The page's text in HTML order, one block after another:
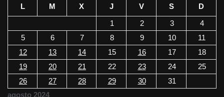
agosto 2024
L M X J V S
D
1
2 3
4
5
6 7 8 9 10
11
12
13 14 15 16 17
18
19
20 21 22 23 24
25
26
27 28 29 30 31